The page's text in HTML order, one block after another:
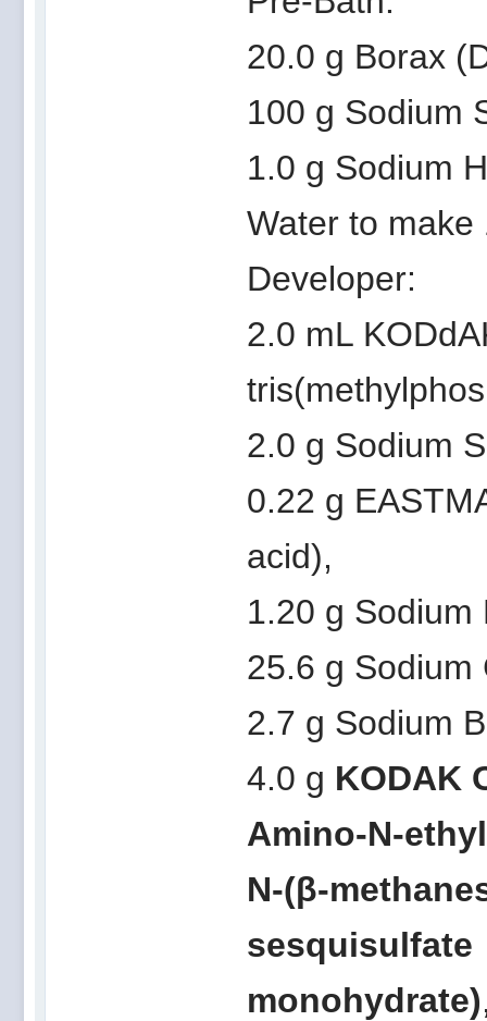
20.0 g Borax
100 g Sodium
1.0 g Sodium
Water to make
Developer:
2.0 mL
2.0 g Sodium
0.22 g
acid),
1.20 g Sodium
25.6 g Sodium
2.7 g Sodium
4.0 g KODAK
Amino-N-
N-(β-
sesquisulfate
monohydrate)